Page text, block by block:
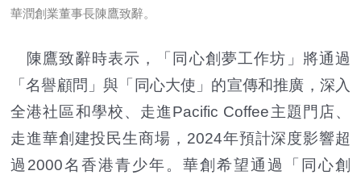
華潤創業董事長陳鷹致辭。
陳鷹致辭時表示，「同心創夢工作坊」將通過
「名譽顧問」與「同心大使」的宣傳和推廣，深入
全港社區和學校、走進Pacific Coffee主題門店、
走進華創建投民生商場，2024年預計深度影響超
過2000名香港青少年。華創希望通過「同心創